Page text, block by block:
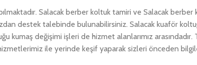
Salacak berber koltuk tamiri ve Salacak berber
destek talebinde bulunabilirsiniz. Salacak kuaför
kumaş değişimi işleri de hizmet alanlarımız
ile yerinde keşif yaparak sizleri önceden